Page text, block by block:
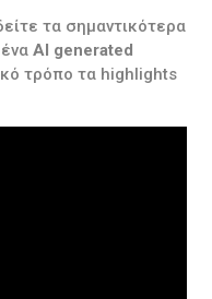
τα σημαντικότερα
έναAI generated
τρόπο τα highlights